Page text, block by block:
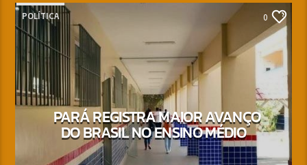
POLÍTICA 0
PARÁ REGISTRA MAIOR AVANÇO
DO BRASIL NO ENSINO MÉDIO